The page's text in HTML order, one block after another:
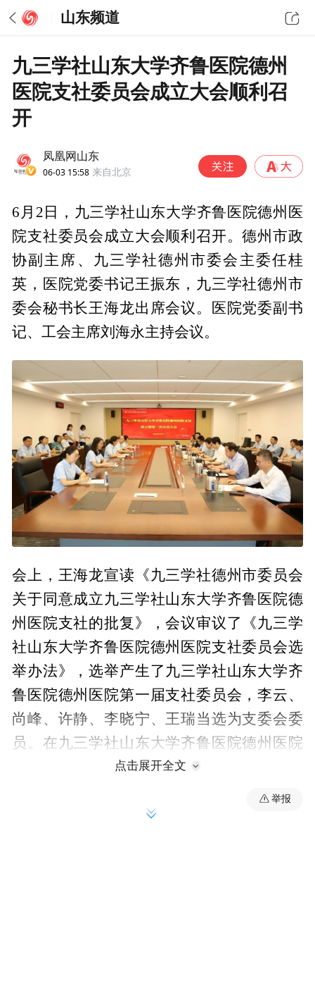
山东频道
九三学社山东大学齐鲁医院德州
医院支社委员会成立大会顺利召
开
凤凰网山东
06-03 15:58 来自北京
6月2日，九三学社山东大学齐鲁医院德州医
院支社委员会成立大会顺利召开。德州市政
协副主席、九三学社德州市委会主委任桂
英，医院党委书记王振东，九三学社德州市
委会秘书长王海龙出席会议。医院党委副书
记、工会主席刘海永主持会议。
会上，王海龙宣读《九三学社德州市委员会
关于同意成立九三学社山东大学齐鲁医院德
州医院支社的批复》，会议审议了《九三学
社山东大学齐鲁医院德州医院支社委员会选
举办法》，选举产生了九三学社山东大学齐
鲁医院德州医院第一届支社委员会，李云、
尚峰、许静、李晓宁、王瑞当选为支委会委
员。在九三学社山东大学齐鲁医院德州医院
支社委员会一届一次全体会议上，选举李云
为支社主委，尚峰、许静为副主委。李云代
表支社作表态发言。超声医学科主任、中国
点击展开全文
举报